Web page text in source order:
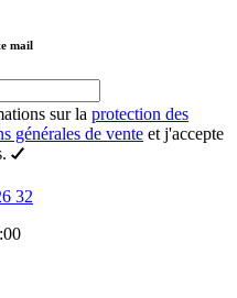
mail
sur la protection des
générales de vente et j'accepte
32